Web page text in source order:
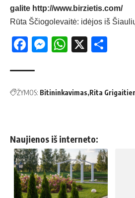
galite http://www.birzietis.com/
Rūta Ščiogolevaitė: idėjos iš
Facebook
Messenger
WhatsApp
X
ŽYMOS: Bitininkavimas Rita
Naujienos iš interneto: